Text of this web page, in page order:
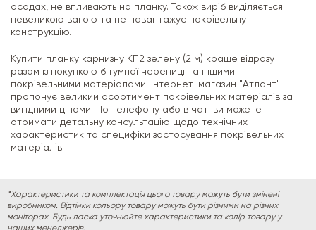
осадах, не впливають на планку. Також виріб виділяється
невеликою вагою та не навантажує покрівельну
конструкцію.
Купити планку карнизну КП2 зелену (2 м) краще відразу
разом із покупкою бітумної черепиці та іншими
покрівельними матеріалами. Інтернет-магазин "Атлант"
пропонує великий асортимент покрівельних матеріалів за
вигідними цінами. По телефону або в чаті ви можете
отримати детальну консультацію щодо технічних
характеристик та специфіки застосування покрівельних
матеріалів.
*Характеристики та комплектація цього товару можуть бути змінені
виробником. Відтінки кольору товару можуть бути різними на різних
моніторах. Будь ласка уточнюйте характеристики та колір товару у